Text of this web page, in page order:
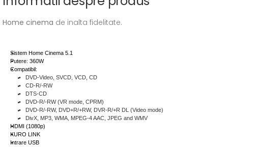
Home cinema de inalta fidelitate.
Sistem Home Cinema 5.1
Putere: 360W
Compatibil:
DVD-Video, SVCD, VCD, CD
CD-R/-RW
DTS-CD
DVD-R/-RW (VR mode, CPRM)
DVD-R/-RW, DVD+R/+RW, DVR-R/+R DL (Video mode)
DivX, MP3, WMA, MPEG-4 AAC, JPEG and WMV
HDMI (1080p)
KURO LINK
Intrare USB